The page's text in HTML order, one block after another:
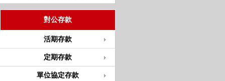
對公存款
活期存款
定期存款
單位協定存款